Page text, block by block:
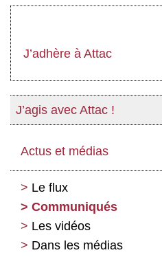
J’adhère à Attac
J’agis avec Attac !
Actus et médias
Le flux
Communiqués
Les vidéos
Dans les médias